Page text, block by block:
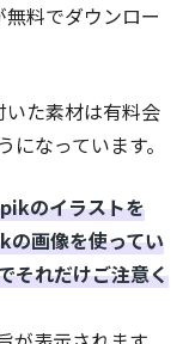
料でダウンロー
た素材は有料会
なっています。
のイラストを
画像を使ってい
それだけご注意く